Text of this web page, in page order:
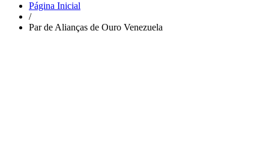
Página Inicial
/
Par de Alianças de Ouro Venezuela